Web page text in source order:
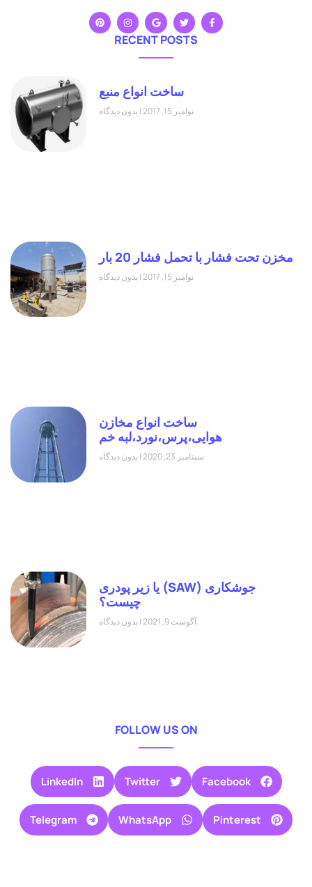
RECENT POSTS
ساخت انواع منبع
نوامبر 15, 2017 بدون دیدگاه
مخزن تحت فشار با تحمل فشار 20 بار
نوامبر 15, 2017 بدون دیدگاه
ساخت انواع مخازن
هوایی،پرس،نورد،لبه خم
سپتامبر 23, 2020 بدون دیدگاه
جوشکاری (SAW) یا زیر پودری
چیست؟
آگوست 9, 2021 بدون دیدگاه
FOLLOW US ON
Facebook
Twitter
LinkedIn
Pinterest
WhatsApp
Telegram